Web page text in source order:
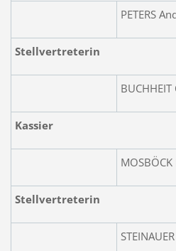
PETERS
Stellvertreterin
Kassier
Stellvertreterin